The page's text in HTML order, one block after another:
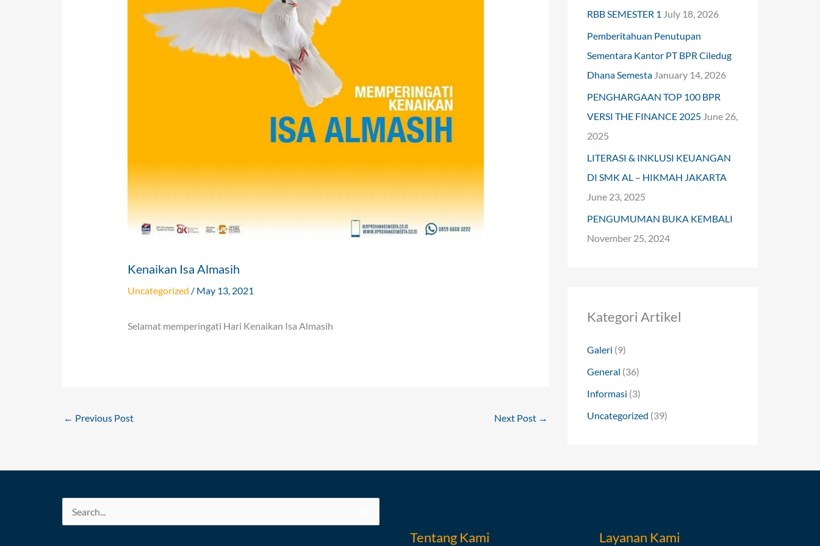
Kenaikan Isa Almasih
Uncategorized / May 13, 2021
Selamat memperingati Hari Kenaikan Isa Almasih
← Previous Post Next Post →
o
r
:
RBB SEMESTER 1 July 18, 2026
Pemberitahuan Penutupan
Sementara Kantor PT BPR Ciledug
Dhana Semesta January 14, 2026
PENGHARGAAN TOP 100 BPR
VERSI THE FINANCE 2025 June 26,
2025
LITERASI & INKLUSI KEUANGAN
DI SMK AL – HIKMAH JAKARTA
June 23, 2025
PENGUMUMAN BUKA KEMBALI
November 25, 2024
Kategori Artikel
Galeri (9)
General (36)
Informasi (3)
Uncategorized (39)
Search
Tentang Kami Layanan Kami